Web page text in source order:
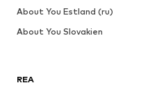
REA
About You Estland (ru)
About You Slovakien